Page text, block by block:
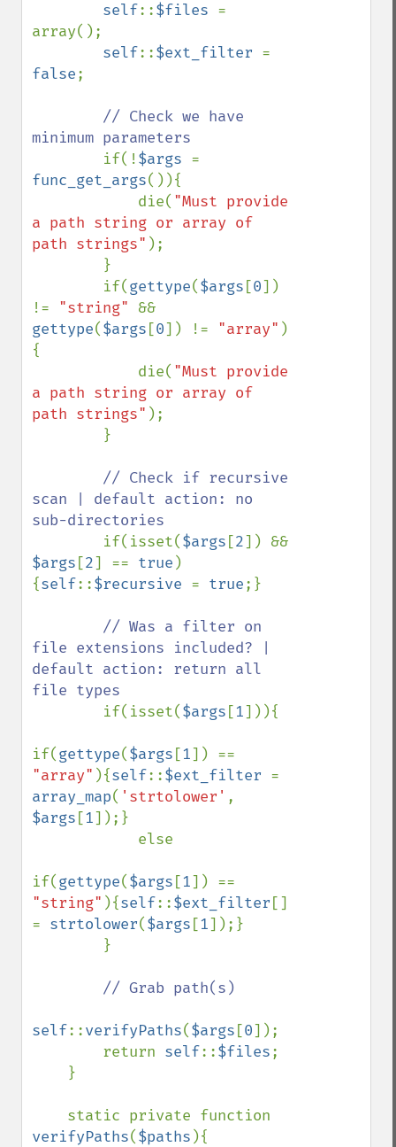
self::$files =
array();
self::$ext_filter
false;
// Check we have
minimum parameters
if(!$args
func_get_args()){
            die(
"Must provide
a path string or array of
path strings" );
        if(
gettype($args [0])
!= "string"
gettype($args [0]) != "array" )
{
            die(
"Must provide
a path string or array of
path strings" );
// Check if recursive
scan | default action: no
sub-directories
if(isset($args [2
$args [2] == true )
{self::$recursive = true;}
// Was a filter on
file extensions included? |
default action: return all
file types
if(isset($args [1])){
if(gettype($args [1
"array" ){self::$ext_filter
array_map( 'strtolower'
$args [1]);}
if(gettype($args [1
"string" ){self::$ext_filter []
= strtolower($args [1]);}
// Grab path(s)
self::verifyPaths($args [0]);
        return
self::$files;
verifyPaths($paths ){